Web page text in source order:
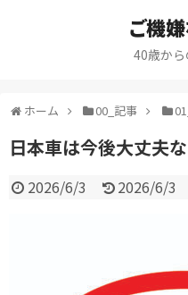
ご機
40歳から
ホーム 00_記事
日本車は今後大丈夫な
2026/6/3 2026/6/3